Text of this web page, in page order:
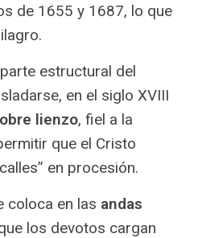
de 1655 y 1687, lo que
estructural del
en el siglo XVIII
lienzo, fiel a la
que el Cristo
en procesión.
coloca en las andas
los devotos cargan